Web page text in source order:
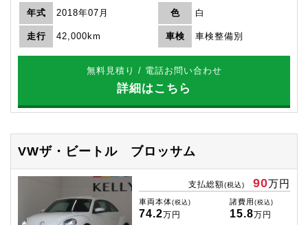
年式 2018年07月 色 白
走行 42,000km 車検 車検整備別
無料見積り / 電話お問い合わせ
詳細はこちら
VWザ・ビートル ブロッサム
支払総額(税込) 90万円
車両本体(税込)
74.2万円
諸費用(税込)
15.8万円